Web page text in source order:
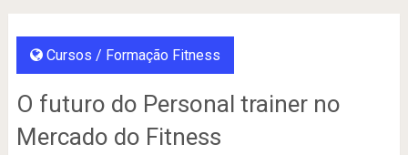
Cursos / Formação Fitness
O futuro do Personal trainer no
Mercado do Fitness